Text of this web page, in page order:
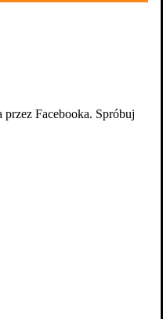
przez Facebooka. Spróbuj